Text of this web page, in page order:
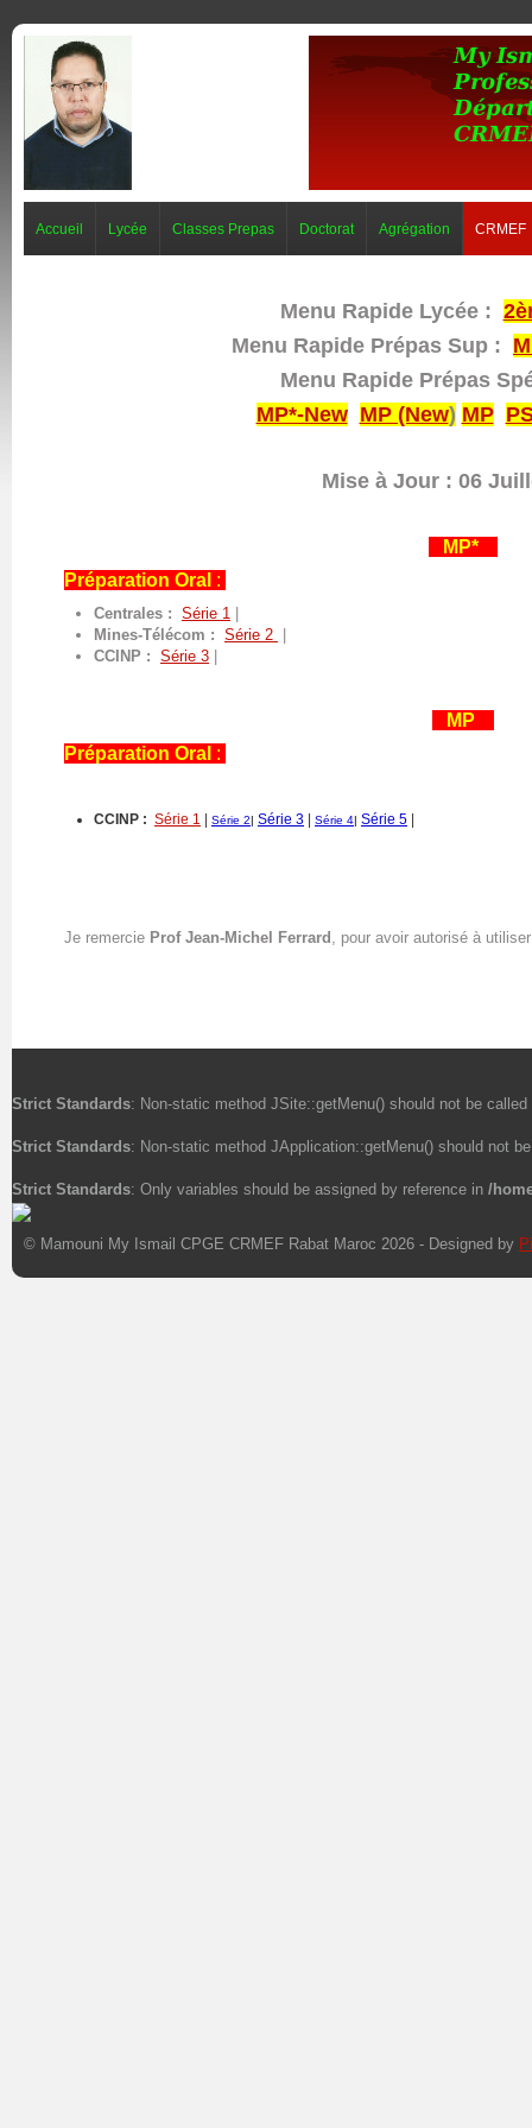
Accueil Lycée Classes Prepas Doctorat Agrégation CRMEF
Menu Rapide Lycée :
Menu Rapide Prépas Sup :
Menu Rapide Prépas
MP*-New MP (New) MP
Mise à Jour : 06
MP*
Préparation Oral :
Centrales : Série 1
Mines-Télécom : Série 2
CCINP : Série 3
MP
Préparation Oral :
CCINP : Série 1 Série 2| Série 3 Série 4| Série 5
Je remercie Prof Jean-Michel Ferrard , pour avoir autorisé à
Strict Standards: Non-static method JSite::getMenu() should not be
Strict Standards: Non-static method JApplication::getMenu() should not
Strict Standards: Only variables should be assigned by reference in /
© Mamouni My Ismail CPGE CRMEF Rabat Maroc 2026 - Designed by